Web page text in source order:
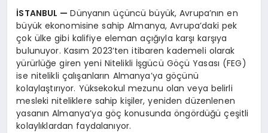
İSTANBUL —Dünyanın üçüncü büyük, Avrupa’nın en
büyük ekonomisine sahip Almanya, Avrupa’daki pek
çok ülke gibi kalifiye eleman açığıyla karşı karşıya
bulunuyor. Kasım 2023’ten itibaren kademeli olarak
yürürlüğe giren yeni Nitelikli İşgücü Göçü Yasası (FEG)
ise nitelikli çalışanların Almanya’ya göçünü
kolaylaştırıyor. Yüksekokul mezunu olan veya belirli
mesleki niteliklere sahip kişiler, yeniden düzenlenen
yasanın Almanya’ya göç konusunda öngördüğü çeşitli
kolaylıklardan faydalanıyor.